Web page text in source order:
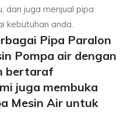
dan juga menjual pipa
kebutuhan anda.
Pipa Paralon
Pompa air dengan
bertaraf
juga membuka
Mesin Air untuk